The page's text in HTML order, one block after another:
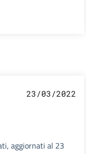
23/03/2022
aggiornati al 23